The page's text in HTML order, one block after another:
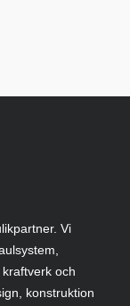
Vi
och
konstruktion